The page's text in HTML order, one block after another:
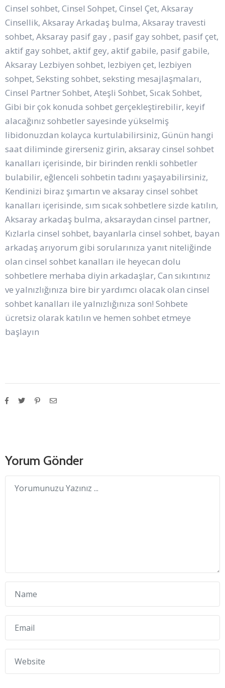
Cinsel sohbet, Cinsel Sohpet, Cinsel Çet, Aksaray
Cinsellik, Aksaray Arkadaş bulma, Aksaray travesti
sohbet, Aksaray pasif gay , pasif gay sohbet, pasif çet,
aktif gay sohbet, aktif gey, aktif gabile, pasif gabile,
Aksaray Lezbiyen sohbet, lezbiyen çet, lezbiyen
sohpet, Seksting sohbet, seksting mesajlaşmaları,
Cinsel Partner Sohbet, Ateşli Sohbet, Sıcak Sohbet,
Gibi bir çok konuda sohbet gerçekleştirebilir, keyif
alacağınız sohbetler sayesinde yükselmiş
libidonuzdan kolayca kurtulabilirsiniz, Günün hangi
saat diliminde girerseniz girin, aksaray cinsel sohbet
kanalları içerisinde, bir birinden renkli sohbetler
bulabilir, eğlenceli sohbetin tadını yaşayabilirsiniz,
Kendinizi biraz şımartın ve aksaray cinsel sohbet
kanalları içerisinde, sım sıcak sohbetlere sizde katılın,
Aksaray arkadaş bulma, aksaraydan cinsel partner,
Kızlarla cinsel sohbet, bayanlarla cinsel sohbet, bayan
arkadaş arıyorum gibi sorularınıza yanıt niteliğinde
olan cinsel sohbet kanalları ile heyecan dolu
sohbetlere merhaba diyin arkadaşlar, Can sıkıntınız
ve yalnızlığınıza bire bir yardımcı olacak olan cinsel
sohbet kanalları ile yalnızlığınıza son! Sohbete
ücretsiz olarak katılın ve hemen sohbet etmeye
başlayın
Yorum Gönder